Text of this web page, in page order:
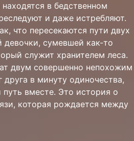
в бедственном
и даже истребляют.
что пересекаются пути двух
сумевшей как-то
служит хранителем леса.
двум совершенно непохожим
друга в минуту одиночества,
вместе. Это история о
которая рождается между